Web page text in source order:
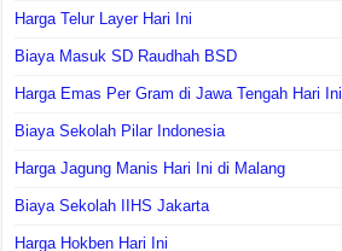
Harga Telur Layer Hari Ini
Biaya Masuk SD Raudhah BSD
Harga Emas Per Gram di Jawa Tengah Hari Ini
Biaya Sekolah Pilar Indonesia
Harga Jagung Manis Hari Ini di Malang
Biaya Sekolah IIHS Jakarta
Harga Hokben Hari Ini